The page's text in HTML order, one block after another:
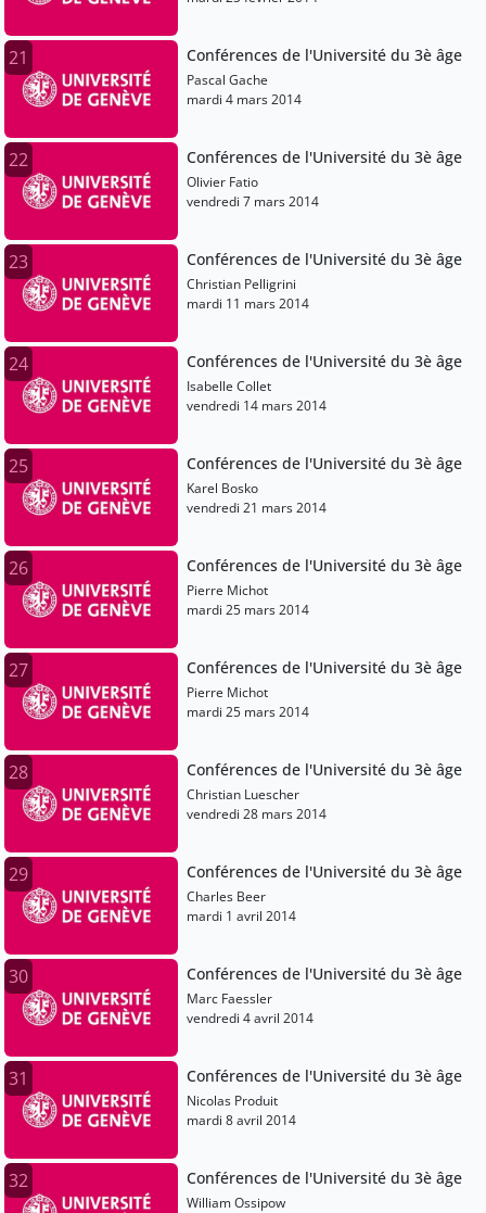
21 Conférences de l'Université du 3è âge
Pascal Gache
mardi 4 mars 2014
22 Conférences de l'Université du 3è âge
Olivier Fatio
vendredi 7 mars 2014
23 Conférences de l'Université du 3è âge
Christian Pelligrini
mardi 11 mars 2014
24 Conférences de l'Université du 3è âge
Isabelle Collet
vendredi 14 mars 2014
25 Conférences de l'Université du 3è âge
Karel Bosko
vendredi 21 mars 2014
26 Conférences de l'Université du 3è âge
Pierre Michot
mardi 25 mars 2014
27 Conférences de l'Université du 3è âge
Pierre Michot
mardi 25 mars 2014
28 Conférences de l'Université du 3è âge
Christian Luescher
vendredi 28 mars 2014
29 Conférences de l'Université du 3è âge
Charles Beer
mardi 1 avril 2014
30 Conférences de l'Université du 3è âge
Marc Faessler
vendredi 4 avril 2014
31 Conférences de l'Université du 3è âge
Nicolas Produit
mardi 8 avril 2014
32 Conférences de l'Université du 3è âge
William Ossipow